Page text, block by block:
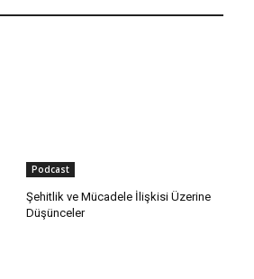
Podcast
Şehitlik ve Mücadele İlişkisi Üzerine
Düşünceler